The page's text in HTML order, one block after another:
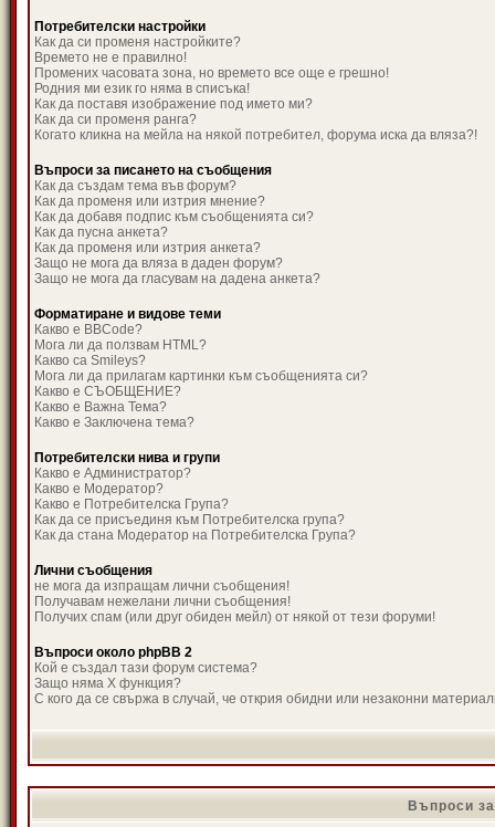
Потребителски настройки
Как да си променя настройките?
Времето не е правилно!
Промених часовата зона, но времето все още е грешно!
Родния ми език го няма в списъка!
Как да поставя изображение под името ми?
Как да си променя ранга?
Когато кликна на мейла на някой потребител, форума иска да вляза?!
Въпроси за писането на съобщения
Как да създам тема във форум?
Как да променя или изтрия мнение?
Как да добавя подпис към съобщенията си?
Как да пусна анкета?
Как да променя или изтрия анкета?
Защо не мога да вляза в даден форум?
Защо не мога да гласувам на дадена анкета?
Форматиране и видове теми
Какво е BBCode?
Мога ли да ползвам HTML?
Какво са Smileys?
Мога ли да прилагам картинки към съобщенията си?
Какво е СЪОБЩЕНИЕ?
Какво е Важна Тема?
Какво е Заключена тема?
Потребителски нива и групи
Какво е Администратор?
Какво е Модератор?
Какво е Потребителска Група?
Как да се присъединя към Потребителска група?
Как да стана Модератор на Потребителска Група?
Лични съобщения
не мога да изпращам лични съобщения!
Получавам нежелани лични съобщения!
Получих спам (или друг обиден мейл) от някой от тези форуми!
Въпроси около phpBB 2
Кой е създал тази форум система?
Защо няма X функция?
С кого да се свържа в случай, че открия обидни или незаконни
Въпроси